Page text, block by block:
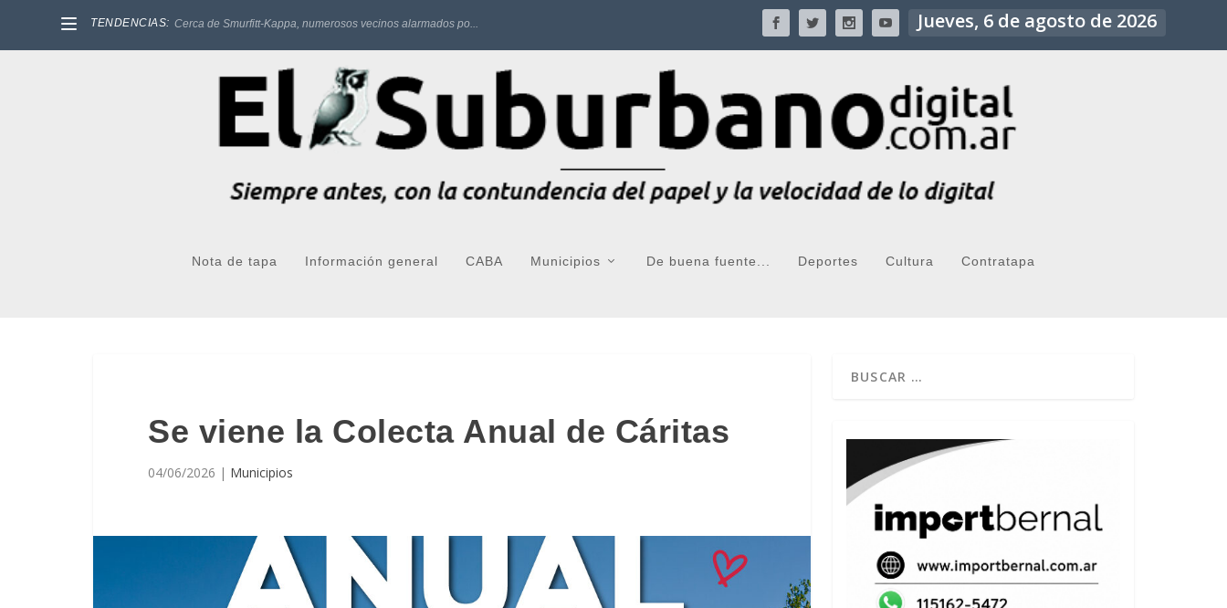
TENDENCIAS: Cerca de Smurfitt-Kappa, numerosos vecinos alarmados po... Jueves, 6 de agosto de 2026
Nota de tapa Información general CABA Municipios De buena fuente... Deportes Cultura Contratapa
Se viene la Colecta Anual de Cáritas
04/06/2026 | Municipios